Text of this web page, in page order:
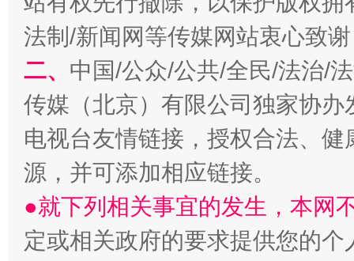
阿坝州三大球赛在茂县开幕 规模
法制/新闻网等传媒网站衷心致
二、 中国/公众/公共/全民/法治/
传媒（北京）有限公司独家协
电视台友情链接，授权合法、
源，并可添加相应链接。
●就下列相关事宜的发生，本网
定或相关政府的要求提供您的个